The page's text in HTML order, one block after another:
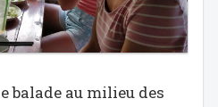
balade au milieu des